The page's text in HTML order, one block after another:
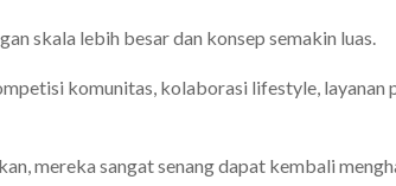
skala lebih besar dan konsep semakin luas.
komunitas, kolaborasi lifestyle, layanan
mereka sangat senang dapat kembali